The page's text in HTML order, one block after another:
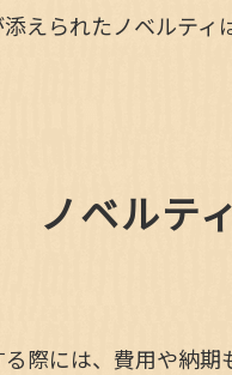
えられたノベルティ
ノベルテ
際には、費用や納